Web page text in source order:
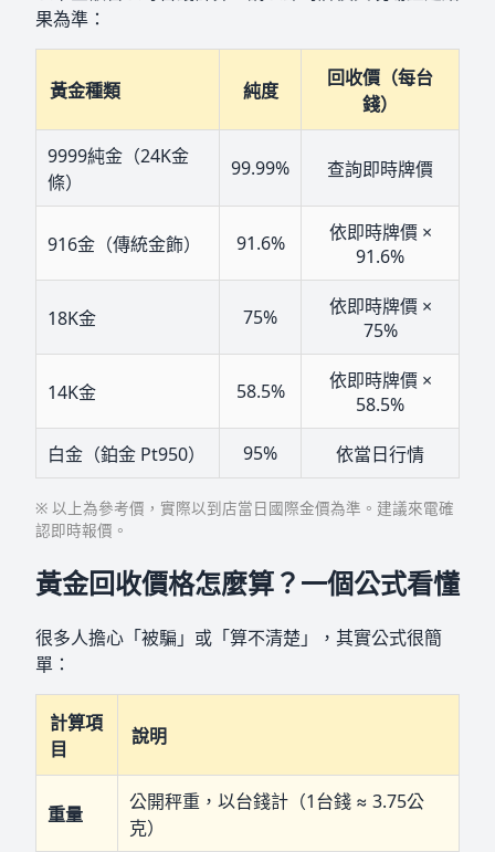
果為準：
黃金種類 純度
回收價（每台
錢）
9999純金（24K金
條）
99.99% 查詢即時牌價
916金（傳統金飾） 91.6%
依即時牌價 ×
91.6%
18K金 75%
依即時牌價 ×
75%
14K金 58.5%
依即時牌價 ×
58.5%
白金（鉑金 Pt950） 95% 依當日行情
※ 以上為參考價，實際以到店當日國際金價為準。建議來電確
認即時報價。
黃金回收價格怎麼算？一個公式看懂
很多人擔心「被騙」或「算不清楚」，其實公式很簡
單：
計算項
目
說明
重量
公開秤重，以台錢計（1台錢 ≈ 3.75公
克）